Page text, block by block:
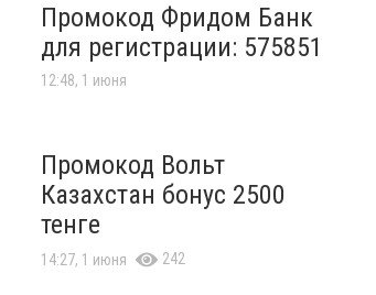
Промокод Фридом Банк
для регистрации: 575851
12:48, 1 июня
Промокод Вольт
Казахстан бонус 2500
тенге
14:27, 1 июня 242